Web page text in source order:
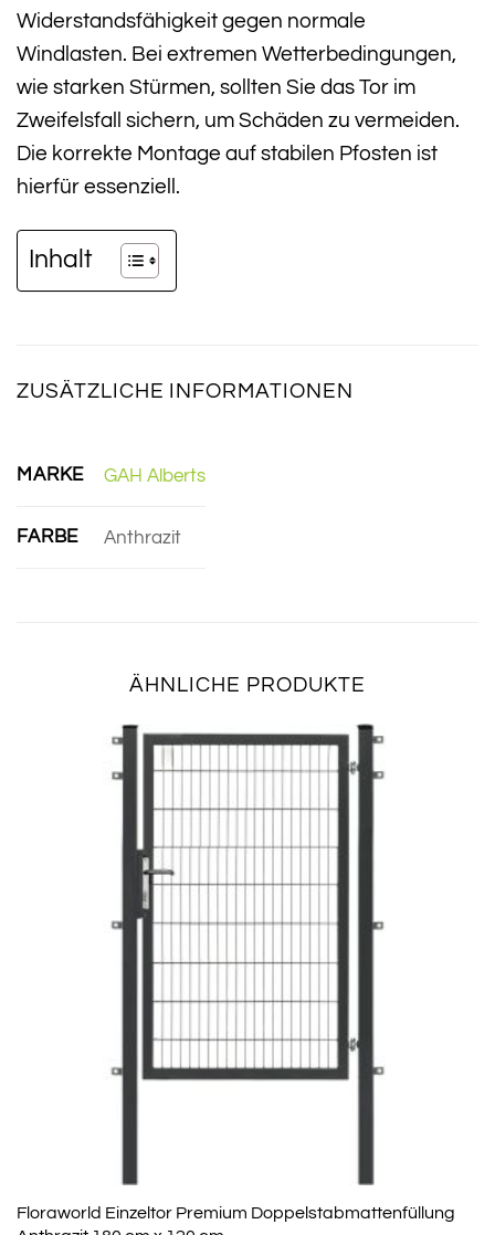
Widerstandsfähigkeit gegen normale
Windlasten. Bei extremen Wetterbedingungen,
wie starken Stürmen, sollten Sie das Tor im
Zweifelsfall sichern, um Schäden zu vermeiden.
Die korrekte Montage auf stabilen Pfosten ist
hierfür essenziell.
Inhalt
ZUSÄTZLICHE INFORMATIONEN
MARKE GAH Alberts
FARBE Anthrazit
ÄHNLICHE PRODUKTE
Floraworld Einzeltor Premium Doppelstabmattenfüllung